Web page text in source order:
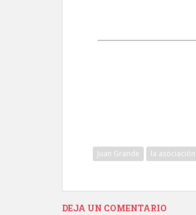
Juan Grande la
DEJA UN COMENTARIO